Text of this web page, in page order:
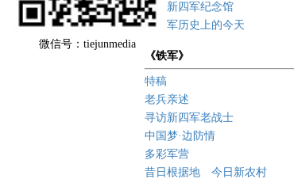
微信号：tiejunmedia
盐城新四军纪念馆
新四军历史上的今天
《铁军》
特稿
老兵亲述
寻访新四军老战士
中国梦·边防情
多彩军营
昔日根据地 今日新农村